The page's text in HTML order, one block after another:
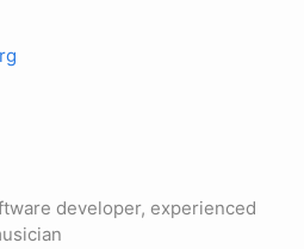
developer, experienced